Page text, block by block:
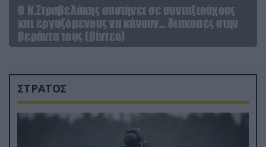
Ο Ν.Στραβελάκης συστήνει σε συνταξιούχους
και εργαζόμενους να κάνουν… διακοπές στην
βεράντα τους (βίντεο)
ΣΤΡΑΤΟΣ